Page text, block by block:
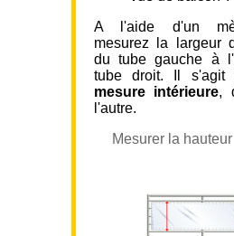
A l'aide d'un
mesurez la largeur
du tube gauche à
tube droit. Il s'agit
mesure intérieure,
l'autre.
Mesurer la hauteur